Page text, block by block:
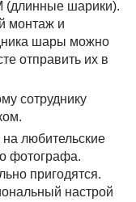
шарики).
монтаж и
шары можно
отправить их в
сотруднику
любительские
фотографа.
пригодятся.
настрой